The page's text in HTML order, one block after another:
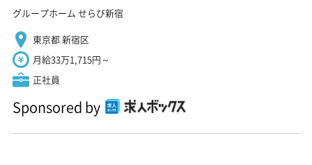
グループホーム せらび新宿
東京都 新宿区
月給33万1,715円～
正社員
Sponsored by